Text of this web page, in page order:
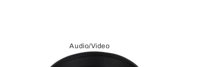
Lautsprecherdosen
Audio/Video